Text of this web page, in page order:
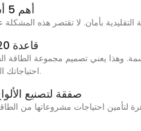
أهم 5 أشياء يجب معرفتها قبل تركيب الطاقة
قاعدة 20 بالمائة للألواح الشمسية لتحديد حجم
احتياجاتك النموذجية من الطاقة أو السعة المقدرة للعواكس.
صفقة لتصنيع